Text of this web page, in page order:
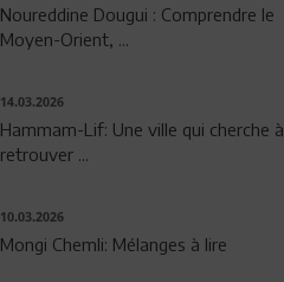
Noureddine Dougui : Comprendre le
Moyen-Orient, ...
14.03.2026
Hammam-Lif: Une ville qui cherche à
retrouver ...
10.03.2026
Mongi Chemli: Mélanges à lire